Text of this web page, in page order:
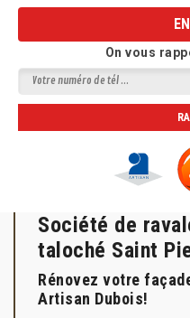
On vous
Société de
taloché Saint
Rénovez votre
Artisan Dubois!